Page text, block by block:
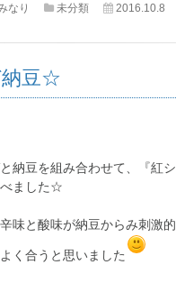
なり 未分類 2016.10.8
納豆☆
納豆を組み合わせて、『紅シ
べました☆
味と酸味が納豆からみ刺激的
く合うと思いました